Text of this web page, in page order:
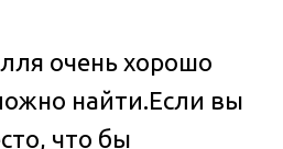
очень хорошо
найти.Если вы
что бы